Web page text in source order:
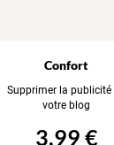
Confort
Supprimer la publicité
votre blog
3,99 €